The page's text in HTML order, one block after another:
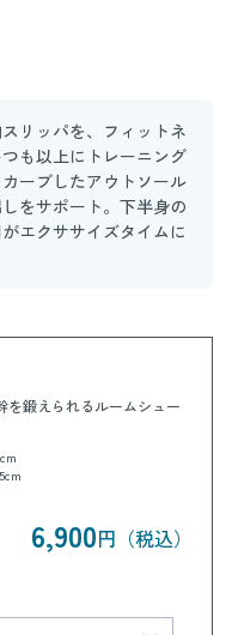
リッパを、フィットネ
も以上にトレーニング
ーブしたアウトソール
をサポート。下半身の
エクササイズタイムに
を鍛えられるルームシュー
6,900円（税込）